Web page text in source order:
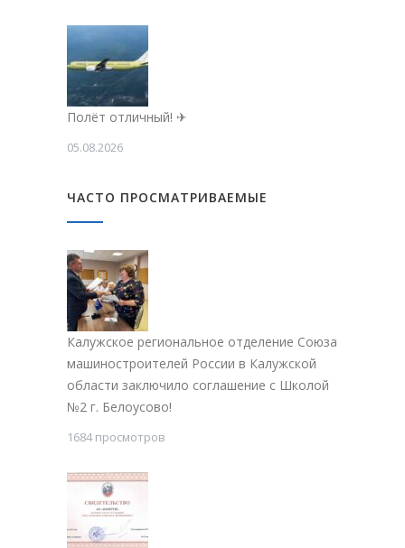
Полёт отличный! ✈
05.08.2026
ЧАСТО ПРОСМАТРИВАЕМЫЕ
Калужское региональное отделение Союза
машиностроителей России в Калужской
области заключило соглашение с Школой
№2 г. Белоусово!
1684 просмотров